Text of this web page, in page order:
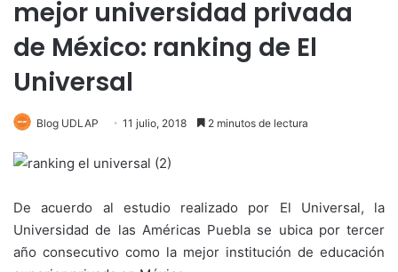
mejor universidad privada
de México: ranking de El
Universal
Blog UDLAP 11 julio, 2018 2 minutos de lectura
De acuerdo al estudio realizado por El Universal, la
Universidad de las Américas Puebla se ubica por tercer
año consecutivo como la mejor institución de educación